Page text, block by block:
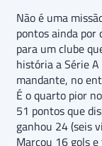
Não é uma
pontos ainda
para um clube
história a Série
mandante, no
É o quarto pior
51 pontos que
ganhou 24 (seis
Marcou 16 gols